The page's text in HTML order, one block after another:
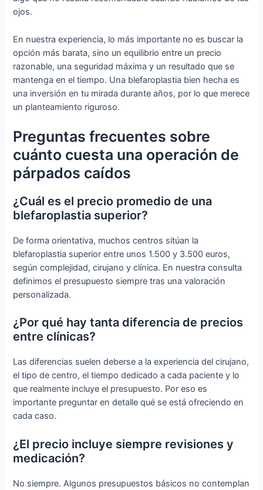
ojos.
En nuestra experiencia, lo más importante no es buscar la
opción más barata, sino un equilibrio entre un precio
razonable, una seguridad máxima y un resultado que se
mantenga en el tiempo. Una blefaroplastia bien hecha es
una inversión en tu mirada durante años, por lo que merece
un planteamiento riguroso.
Preguntas frecuentes sobre
cuánto cuesta una operación de
párpados caídos
¿Cuál es el precio promedio de una
blefaroplastia superior?
De forma orientativa, muchos centros sitúan la
blefaroplastia superior entre unos 1.500 y 3.500 euros,
según complejidad, cirujano y clínica. En nuestra consulta
definimos el presupuesto siempre tras una valoración
personalizada.
¿Por qué hay tanta diferencia de precios
entre clínicas?
Las diferencias suelen deberse a la experiencia del cirujano,
el tipo de centro, el tiempo dedicado a cada paciente y lo
que realmente incluye el presupuesto. Por eso es
importante preguntar en detalle qué se está ofreciendo en
cada caso.
¿El precio incluye siempre revisiones y
medicación?
No siempre. Algunos presupuestos básicos no contemplan